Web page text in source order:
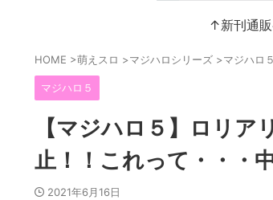
↑新刊通
HOME >萌えスロ >マジハロシリーズ >マジハロ５
マジハロ５
【マジハロ５】ロリ
止！！これって・・・
2021年6月16日